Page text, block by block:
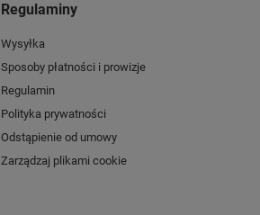
Regulaminy
Wysyłka
Sposoby płatności i prowizje
Regulamin
Polityka prywatności
Odstąpienie od umowy
Zarządzaj plikami cookie